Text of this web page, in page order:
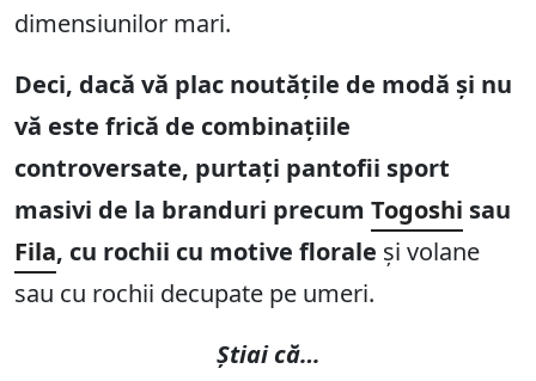
dimensiunilor mari.
Deci, dacă vă plac noutățile de modă și nu
vă este frică de combinațiile
controversate, purtați pantofii sport
masivi de la branduri precum Togoshi sau
Fila, cu rochii cu motive florale și volane
sau cu rochii decupate pe umeri.
Știai că…